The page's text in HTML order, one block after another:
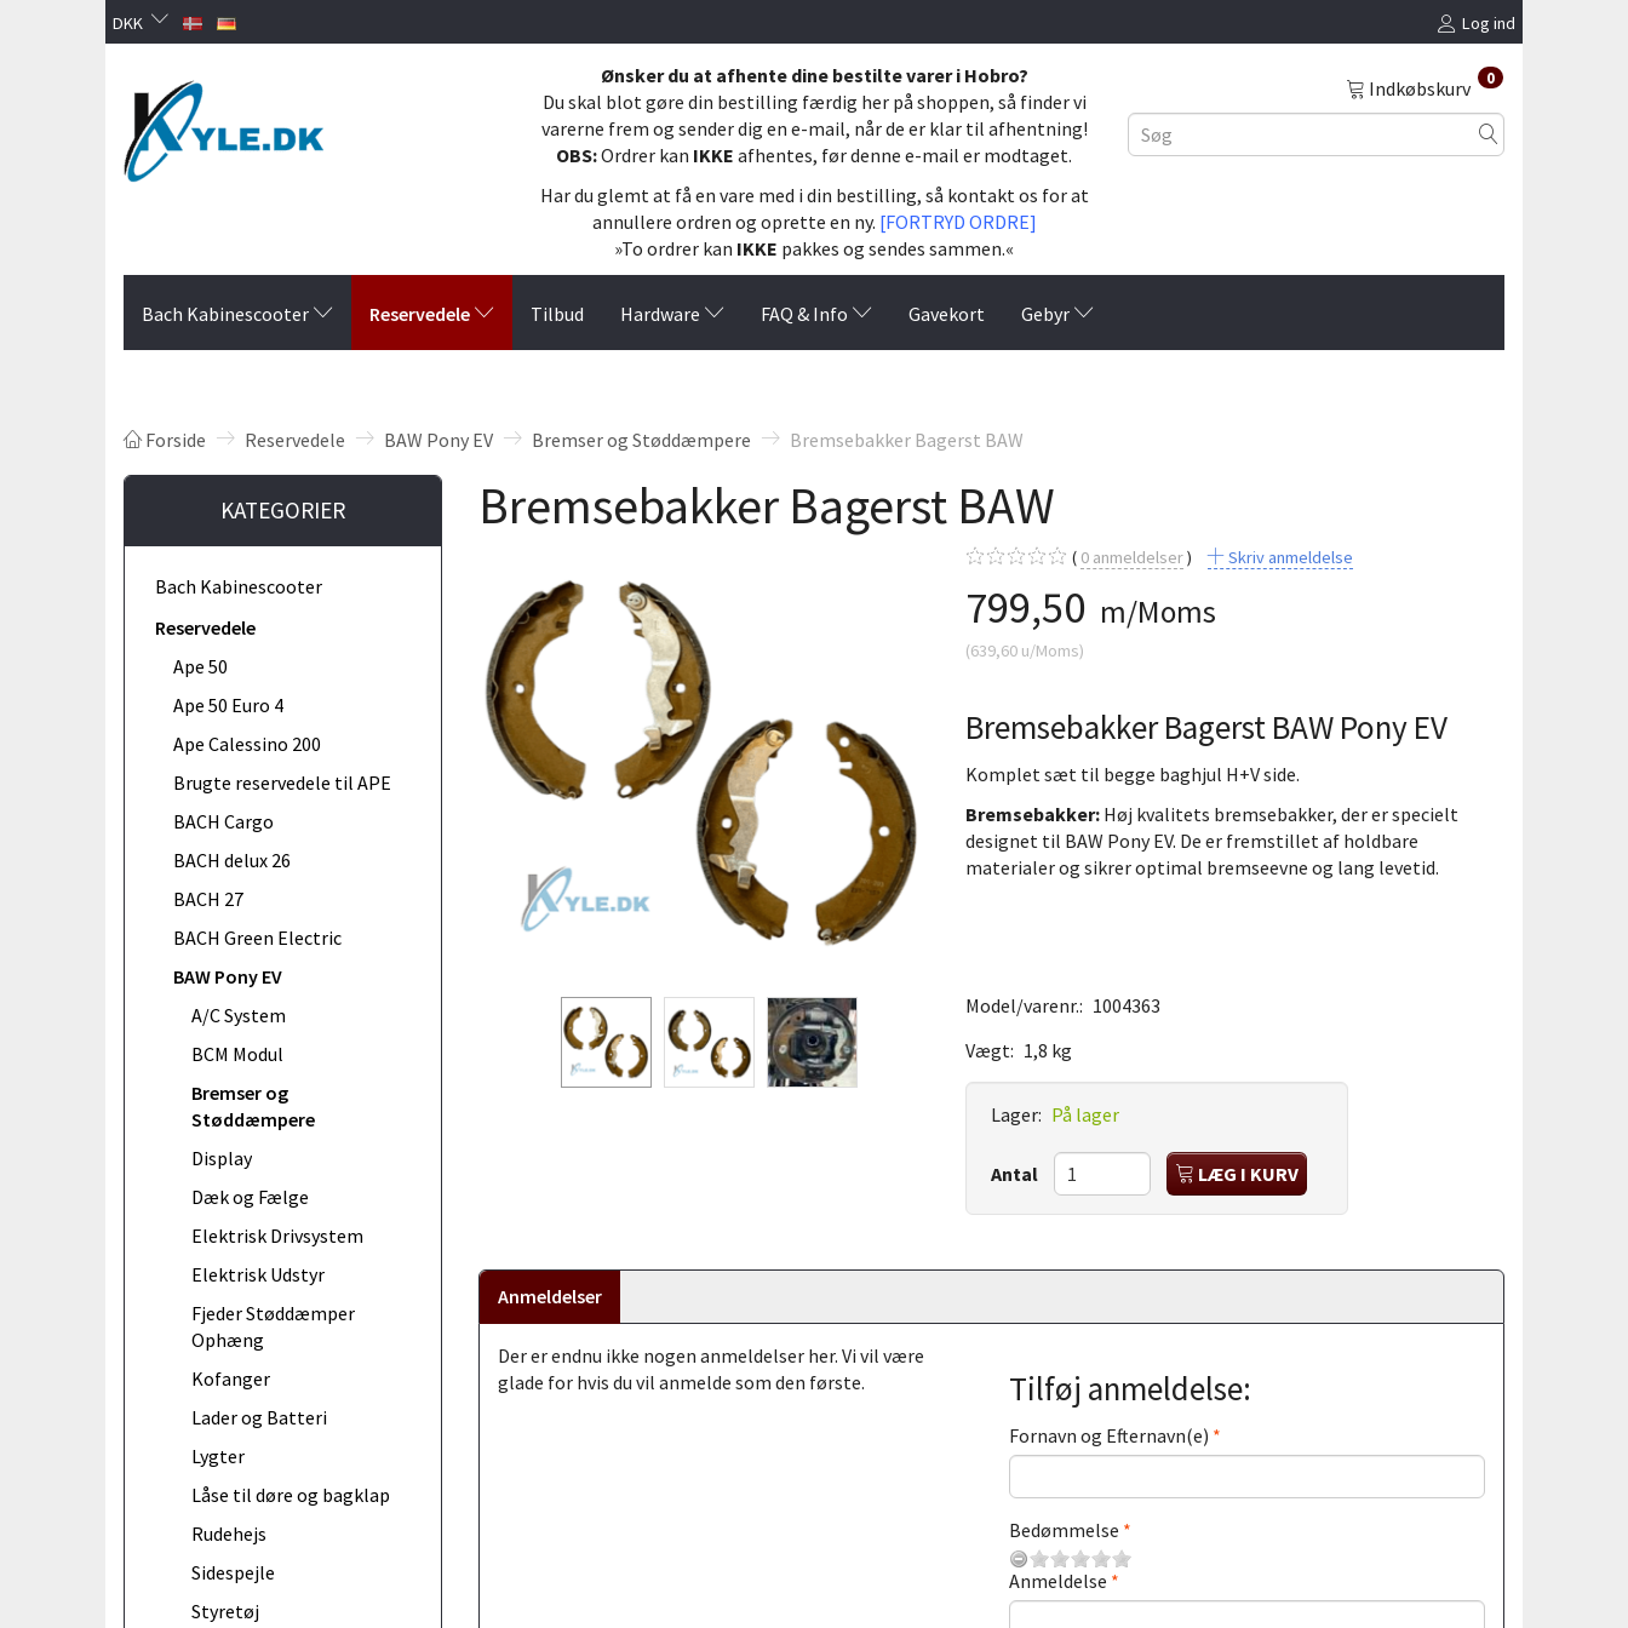
DKK Log ind
Ønsker du at afhente dine bestilte varer i Hobro?
Du skal blot gøre din bestilling færdig her på shoppen, så finder vi
varerne frem og sender dig en e-mail, når de er klar til afhentning!
OBS:Ordrer kan IKKE afhentes, før denne e-mail er modtaget.
Har du glemt at få en vare med i din bestilling, så kontakt os for at
annullere ordren og oprette en ny. [FORTRYD ORDRE]
»To ordrer kan IKKE pakkes og sendes sammen.«
Indkøbskurv 0
Bach Kabinescooter Reservedele Tilbud Hardware FAQ & Info Gavekort Gebyr
Forside Reservedele BAW Pony EV Bremser og Støddæmpere Bremsebakker Bagerst BAW
KATEGORIER
Bach Kabinescooter
Reservedele
Ape 50
Ape 50 Euro 4
Ape Calessino 200
Brugte reservedele til APE
BACH Cargo
BACH delux 26
BACH 27
BACH Green Electric
BAW Pony EV
A/C System
BCM Modul
Bremser og
Støddæmpere
Display
Dæk og Fælge
Elektrisk Drivsystem
Elektrisk Udstyr
Fjeder Støddæmper
Ophæng
Kofanger
Lader og Batteri
Lygter
Låse til døre og bagklap
Rudehejs
Sidespejle
Styretøj
Bremsebakker Bagerst BAW
0anmeldelser Skriv anmeldelse
799,50 m/Moms
(639,60u/Moms)
Bremsebakker Bagerst BAW Pony EV
Komplet sæt til begge baghjul H+V side.
Bremsebakker:Høj kvalitets bremsebakker, der er specielt
designet til BAW Pony EV. De er fremstillet af holdbare
materialer og sikrer optimal bremseevne og lang levetid.
Model/varenr.: 1004363
Vægt: 1,8 kg
Lager: På lager
Antal LÆG I KURV
Anmeldelser
Der er endnu ikke nogen anmeldelser her. Vi vil være
glade for hvis du vil anmelde som den første.
Tilføj anmeldelse:
Fornavn og Efternavn(e)
Bedømmelse
Anmeldelse